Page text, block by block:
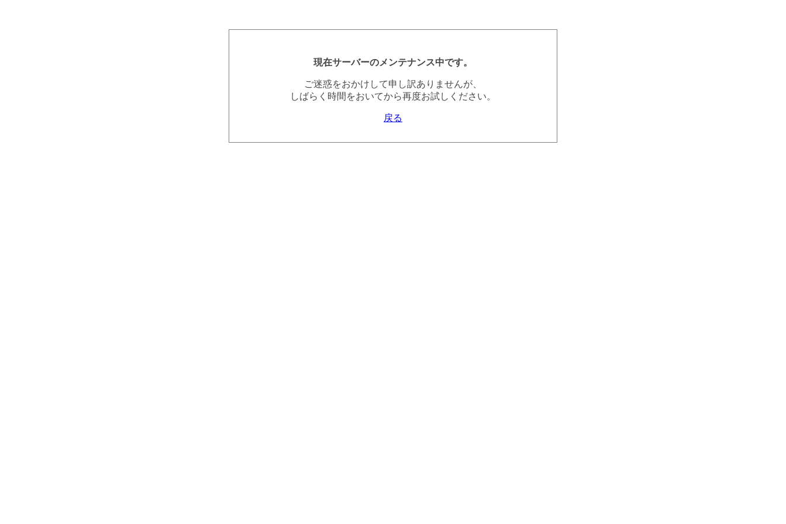
現在サーバーのメンテナンス中です。
ご迷惑をおかけして申し訳ありませんが、
しばらく時間をおいてから再度お試しください。
戻る